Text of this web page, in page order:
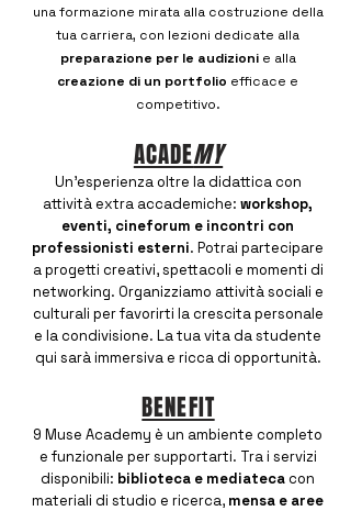
una formazione mirata alla costruzione della
tua carriera, con lezioni dedicate alla
preparazione per le audizionie alla
creazione di un portfolio efficace e
competitivo.
ACADEMY
Un’esperienza oltre la didattica con
attività extra accademiche: workshop,
eventi, cineforum e incontri con
professionisti esterni. Potrai partecipare
a progetti creativi, spettacoli e momenti di
networking. Organizziamo attività sociali e
culturali per favorirti la crescita personale
e la condivisione. La tua vita da studente
qui sarà immersiva e ricca di opportunità.
BENEFIT
9 Muse Academy è un ambiente completo
e funzionale per supportarti. Tra i servizi
disponibili: biblioteca e mediateca con
materiali di studio e ricerca, mensa e aree